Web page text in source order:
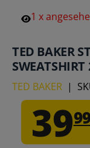
1 x
TED BAKER
TED BAKER |
39